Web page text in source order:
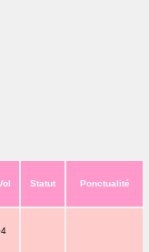
Statut Ponctualité